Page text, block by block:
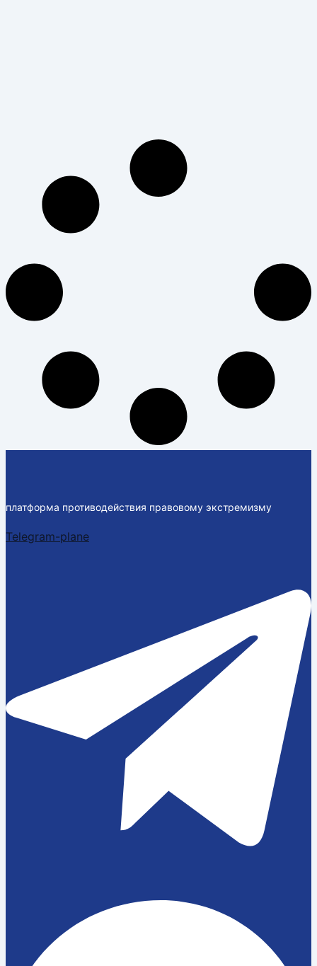
платформа противодействия правовому экстремизму
Telegram-plane